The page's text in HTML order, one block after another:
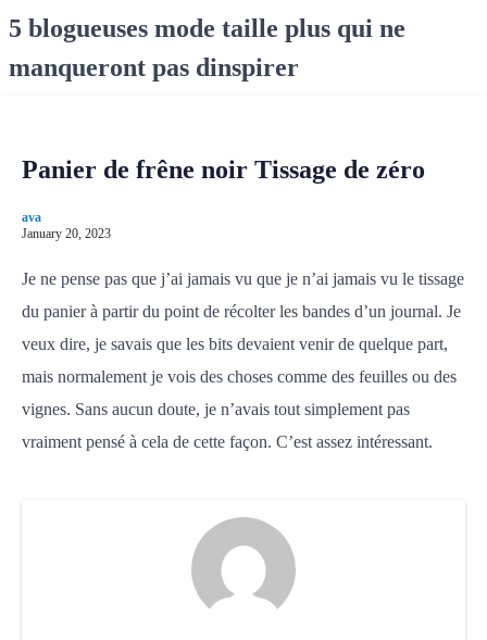
5 blogueuses mode taille plus qui ne
manqueront pas dinspirer
Panier de frêne noir Tissage de zéro
ava
January 20, 2023
Je ne pense pas que j’ai jamais vu que je n’ai jamais vu le tissage
du panier à partir du point de récolter les bandes d’un journal. Je
veux dire, je savais que les bits devaient venir de quelque part,
mais normalement je vois des choses comme des feuilles ou des
vignes. Sans aucun doute, je n’avais tout simplement pas
vraiment pensé à cela de cette façon. C’est assez intéressant.